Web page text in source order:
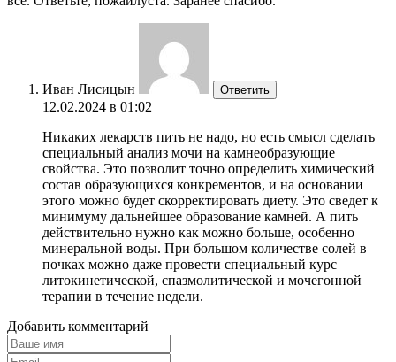
Иван Лисицын Ответить
12.02.2024 в 01:02
Никаких лекарств пить не надо, но есть смысл сделать
специальный анализ мочи на камнеобразующие
свойства. Это позволит точно определить химический
состав образующихся конкрементов, и на основании
этого можно будет скорректировать диету. Это сведет к
минимуму дальнейшее образование камней. А пить
действительно нужно как можно больше, особенно
минеральной воды. При большом количестве солей в
почках можно даже провести специальный курс
литокинетической, спазмолитической и мочегонной
терапии в течение недели.
Добавить комментарий